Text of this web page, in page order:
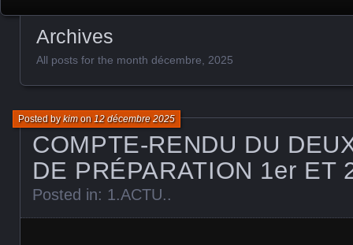
Archives
All posts for the month décembre, 2025
COMPTE-RENDU DU
DE PRÉPARATION 1er ET
Posted bykimon 12 décembre 2025
Posted in: 1.ACTU..